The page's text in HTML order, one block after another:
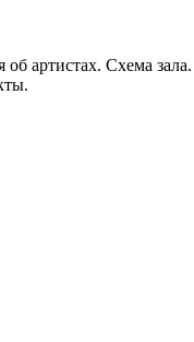
артистах. Схема